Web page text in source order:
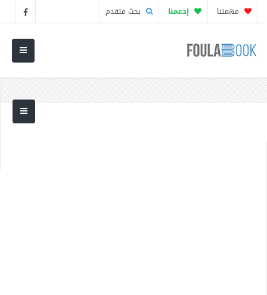
مهمتنا إدعمنا بحث متقدم